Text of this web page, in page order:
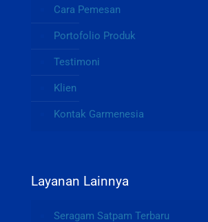
Cara Pemesan
Portofolio Produk
Testimoni
Klien
Kontak Garmenesia
Layanan Lainnya
Seragam Satpam Terbaru